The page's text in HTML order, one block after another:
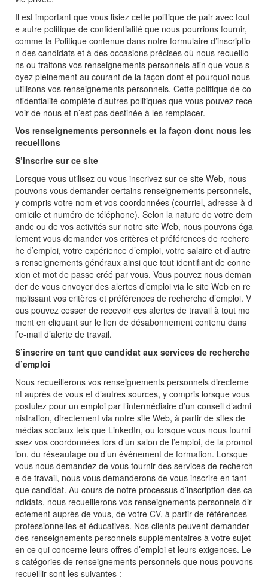
Il est important que vous lisiez cette politique de pair avec tout
e autre politique de confidentialité que nous pourrions fournir,
comme la Politique contenue dans notre formulaire d’inscriptio
n des candidats et à des occasions précises où nous recueillo
ns ou traitons vos renseignements personnels afin que vous s
oyez pleinement au courant de la façon dont et pourquoi nous
utilisons vos renseignements personnels. Cette politique de co
nfidentialité complète d’autres politiques que vous pouvez rece
voir de nous et n’est pas destinée à les remplacer.
Vos renseignements personnels et la façon dont nous les
recueillons
S’inscrire sur ce site
Lorsque vous utilisez ou vous inscrivez sur ce site Web, nous
pouvons vous demander certains renseignements personnels,
y compris votre nom et vos coordonnées (courriel, adresse à d
omicile et numéro de téléphone). Selon la nature de votre dem
ande ou de vos activités sur notre site Web, nous pouvons éga
lement vous demander vos critères et préférences de recherc
he d’emploi, votre expérience d’emploi, votre salaire et d’autre
s renseignements généraux ainsi que tout identifiant de conne
xion et mot de passe créé par vous. Vous pouvez nous deman
der de vous envoyer des alertes d’emploi via le site Web en re
mplissant vos critères et préférences de recherche d’emploi. V
ous pouvez cesser de recevoir ces alertes de travail à tout mo
ment en cliquant sur le lien de désabonnement contenu dans
l’e-mail d’alerte de travail.
S’inscrire en tant que candidat aux services de recherche
d’emploi
Nous recueillerons vos renseignements personnels directeme
nt auprès de vous et d’autres sources, y compris lorsque vous
postulez pour un emploi par l’intermédiaire d’un conseil d’admi
nistration, directement via notre site Web, à partir de sites de
médias sociaux tels que LinkedIn, ou lorsque vous nous fourni
ssez vos coordonnées lors d’un salon de l’emploi, de la promot
ion, du réseautage ou d’un événement de formation. Lorsque
vous nous demandez de vous fournir des services de recherch
e de travail, nous vous demanderons de vous inscrire en tant
que candidat. Au cours de notre processus d’inscription des ca
ndidats, nous recueillerons vos renseignements personnels dir
ectement auprès de vous, de votre CV, à partir de références
professionnelles et éducatives. Nos clients peuvent demander
des renseignements personnels supplémentaires à votre sujet
en ce qui concerne leurs offres d’emploi et leurs exigences. Le
s catégories de renseignements personnels que nous pouvons
recueillir sont les suivantes :